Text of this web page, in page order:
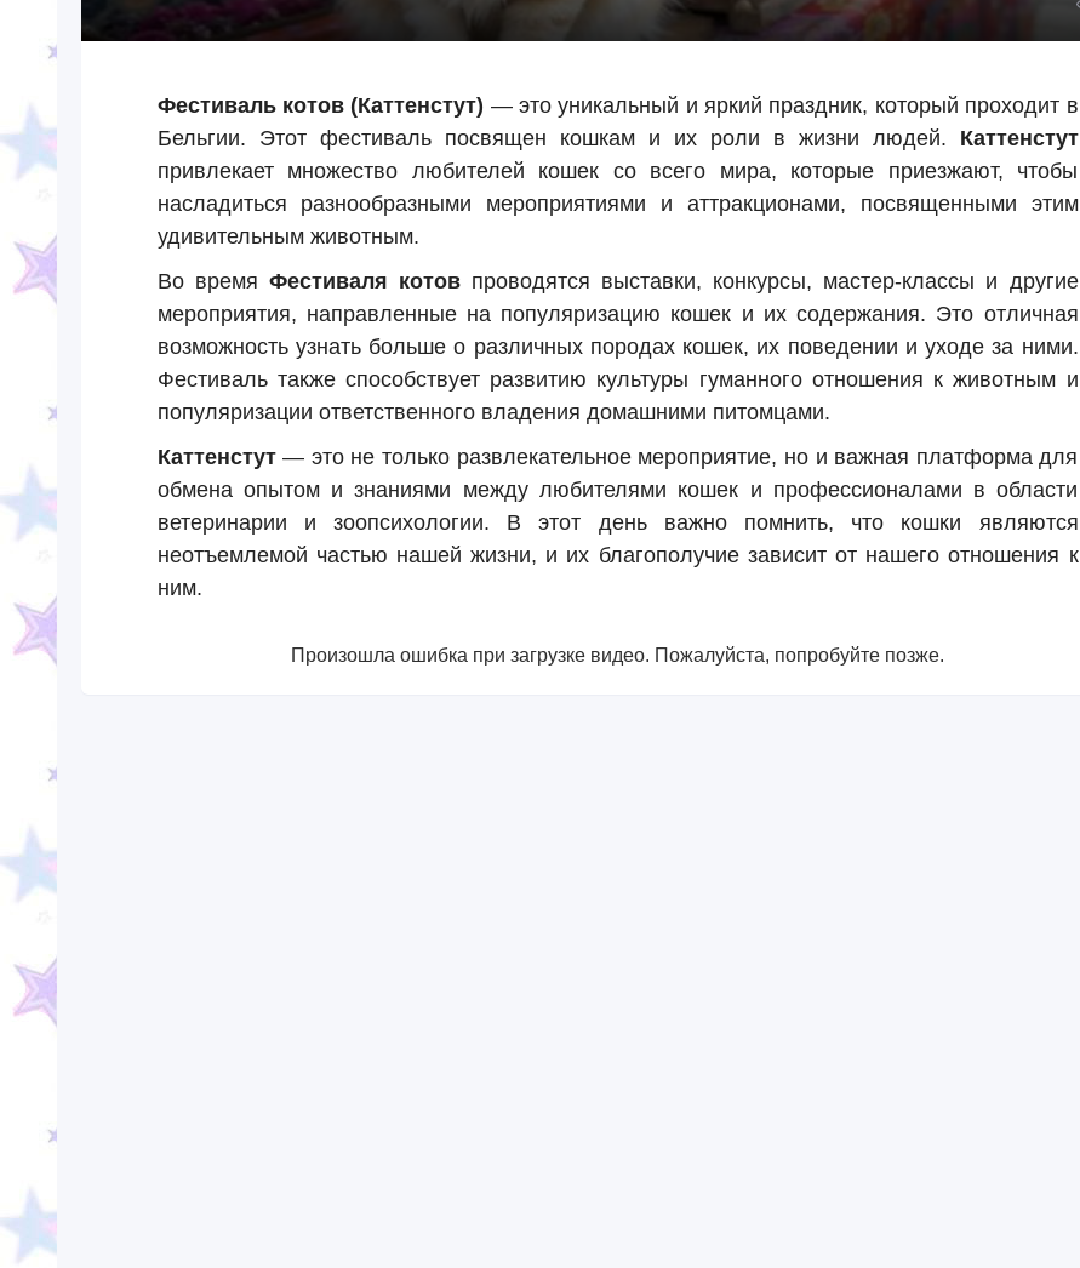
Фестиваль котов (Каттенстут) — это уникальный и яркий праздник, который проходит в
Бельгии. Этот фестиваль посвящен кошкам и их роли в жизни людей. Каттенстут
привлекает множество любителей кошек со всего мира, которые приезжают, чтобы
насладиться разнообразными мероприятиями и аттракционами, посвященными этим
удивительным животным.
Во время Фестиваля котовпроводятся выставки, конкурсы, мастер-классы и другие
мероприятия, направленные на популяризацию кошек и их содержания. Это отличная
возможность узнать больше о различных породах кошек, их поведении и уходе за ними.
Фестиваль также способствует развитию культуры гуманного отношения к животным и
популяризации ответственного владения домашними питомцами.
Каттенстут— это не только развлекательное мероприятие, но и важная платформа для
обмена опытом и знаниями между любителями кошек и профессионалами в области
ветеринарии и зоопсихологии. В этот день важно помнить, что кошки являются
неотъемлемой частью нашей жизни, и их благополучие зависит от нашего отношения к
ним.
Произошла ошибка при загрузке видео. Пожалуйста, попробуйте позже.